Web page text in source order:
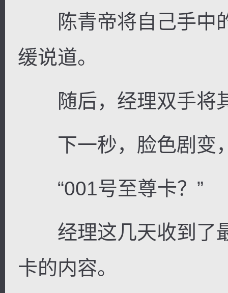
陈青帝将自己手中
缓说道。
随后，经理双手将
下一秒，脸色剧变
“001号至尊卡？”
经理这几天收到了
卡的内容。